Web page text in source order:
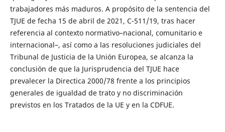
trabajadores más maduros. A propósito de la sentencia del
TJUE de fecha 15 de abril de 2021, C-511/19, tras hacer
referencia al contexto normativo–nacional, comunitario e
internacional–, así como a las resoluciones judiciales del
Tribunal de Justicia de la Unión Europea, se alcanza la
conclusión de que la Jurisprudencia del TJUE hace
prevalecer la Directica 2000/78 frente a los principios
generales de igualdad de trato y no discriminación
previstos en los Tratados de la UE y en la CDFUE.